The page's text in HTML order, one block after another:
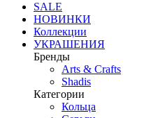
SALE
НОВИНКИ
Коллекции
УКРАШЕНИЯ
Бренды
Аrts & Сrafts
Shadis
Категории
Кольца